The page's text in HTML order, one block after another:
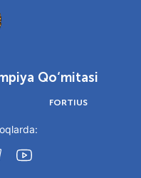
Qo‘mitasi
FORTIUS